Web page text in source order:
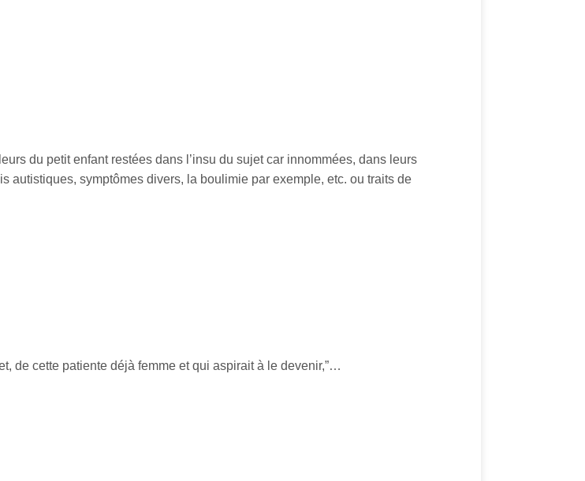
du petit enfant restées dans l’insu du sujet car innommées, dans leurs
autistiques, symptômes divers, la boulimie par exemple, etc. ou traits de
de cette patiente déjà femme et qui aspirait à le devenir,”…